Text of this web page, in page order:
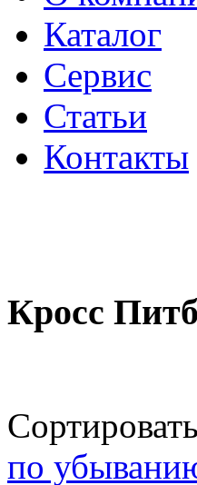
Каталог
Сервис
Статьи
Контакты
Кросс
по